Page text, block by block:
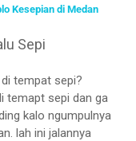
Kesepian di Medan
Sepi
tempat sepi?
temapt sepi dan ga
kalo ngumpulnya
lah ini jalannya